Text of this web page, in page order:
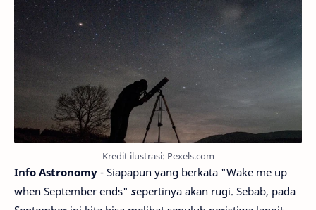
Kredit ilustrasi: Pexels.com
Info Astronomy - Siapapun yang berkata "Wake me up
when September ends" sepertinya akan rugi. Sebab, pada